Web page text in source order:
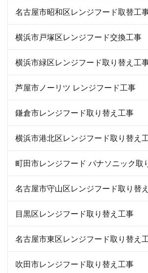
名古屋市昭和区レンジフード取替工
横浜市戸塚区レンジフード交換工事
横浜市緑区レンジフード取り替え工
芦屋市ノーリツ レンジフード工事
鎌倉市レンジフード取り替え工事
横浜市港北区レンジフード取り替え
町田市レンジフード パナソニック取
名古屋市守山区レンジフード取り替
目黒区レンジフード取り替え工事
名古屋市東区レンジフード取り替え
吹田市レンジフード取り替え工事